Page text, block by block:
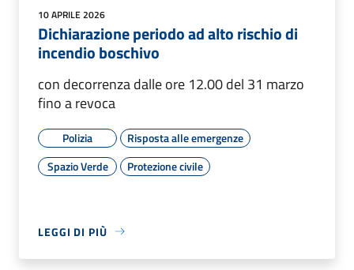
10 APRILE 2026
Dichiarazione periodo ad alto rischio di
incendio boschivo
con decorrenza dalle ore 12.00 del 31 marzo
fino a revoca
Polizia
Risposta alle emergenze
Spazio Verde
Protezione civile
LEGGI DI PIÙ